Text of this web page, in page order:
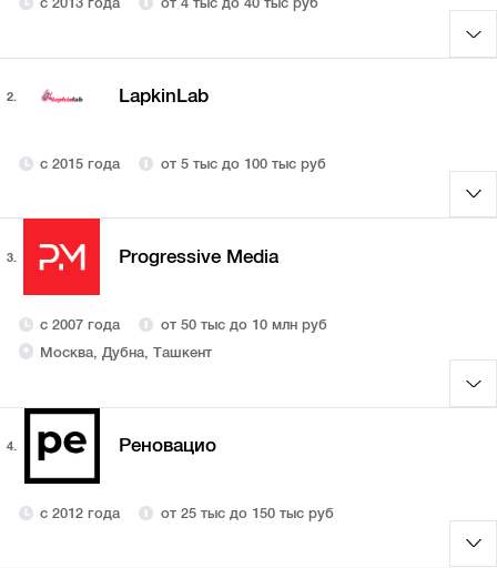
2. LapkinLab
с 2015 года от 5 тыс до 100 тыс руб
3. Progressive Media
с 2007 года
от 50 тыс до 10 млн руб
Москва, Дубна, Ташкент
4. Реновацио
с 2012 года от 25 тыс до 150 тыс руб